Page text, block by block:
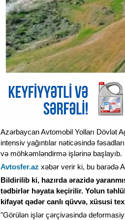
Azərbaycan Avtomobil Yolları Dövlət
intensiv yağıntılar nəticəsində
və möhkəmləndirmə işlərinə başlayıb.
Avtosfer.az xəbər verir ki, bu barədə
Bildirilib ki, hazırda ərazidə
tədbirlər həyata keçirilir. Yolun
kifayət qədər canlı qüvvə, xüsusi
"Görülən işlər çərçivəsində